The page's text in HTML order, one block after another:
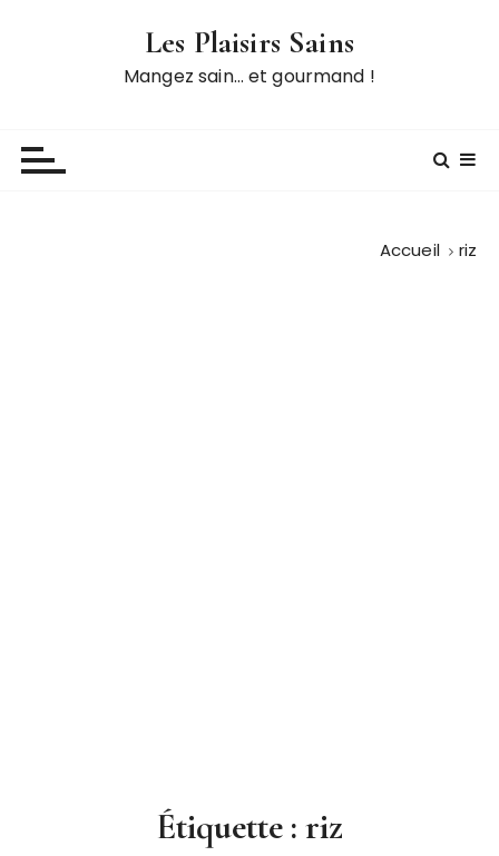
Les Plaisirs Sains
Mangez sain… et gourmand !
Accueil riz
Étiquette : riz